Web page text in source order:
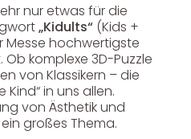
nur etwas für die
„Kidults“ (Kids +
Messe hochwertigste
komplexe 3D-Puzzle
von Klassikern – die
in uns allen.
von Ästhetik und
großes Thema.